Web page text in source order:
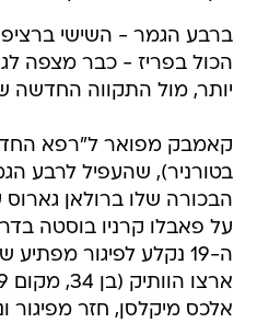
ברבע הגמר - השישי
הכול בפריז - כבר מצפה
יותר, מול התקווה החדשה
קאמבק מפואר ל"רפא
בטורניר), שהעפיל לרבע
על פאבלו קרניו בוסטה
ה-19 נקלע לפיגור
אלכס מיקלסן, חזר מפיגור